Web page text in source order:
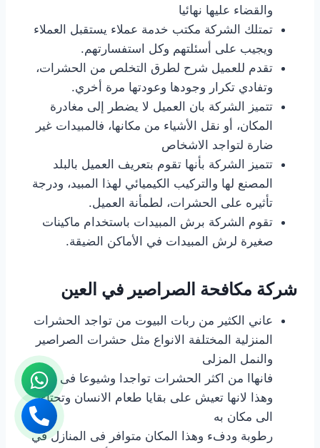
والقضاء عليها نهائيا
تمتلك الشركة مكتب خدمة عملاء يستقبل العملاء
ويجيب على أسئلتهم وكل استفسارتهم.
تقدم للعميل شرح لطرق التخلص من الحشرات،
وتفادي تكرار وجودها وعودتها مرة أخري.
تتميز الشركة بان العميل لا يضطر إلى مغادرة
المكان، أو نقل الأشياء من مكانها، فالمبيدات غير
ضارة لتواجد الاشخاص
تتميز الشركة بأنها تقوم بتعريف العميل بالبلد
المصنع لها والتركيب الكيميائي لهذا المبيد، ودرجة
تأثيره على الحشرات، لطمأنة العميل.
تقوم الشركة برش المبيدات باستخدام ماكينات
صغيرة لرش المبيدات في الأماكن الضيقة.
شركة مكافحة الصراصير في العين
عاني الكثير من ربات البيوت من تواجد الحشرات
المنزلية المختلفة الانواع مثل حشرات الصراصير
والنمل المزلى
فانهاا من اكثر الحشرات تواجدا وشيوعا فى البيوت
وهذا لانها تعيش على بقايا طعام الانسان وتحتاج
الى مكان به
رطوبة ودفء وهذا المكان متوافر فى المنازل في